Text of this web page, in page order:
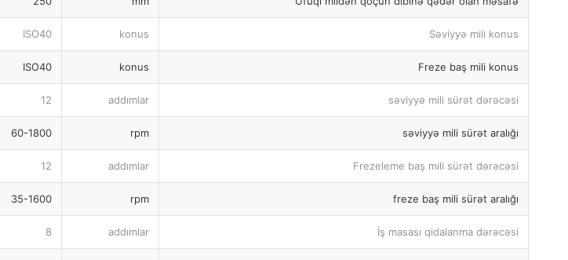
Səviyyə mili konus
konus
ISO40
Freze baş mili konus
konus
ISO40
səviyyə mili sürət dərəcəsi
addımlar
12
səviyyə mili sürət aralığı
rpm
60-1800
Frezeleme baş mili sürət dərəcəsi
addımlar
12
freze baş mili sürət aralığı
rpm
35-1600
İş masası qidalanma dərəcəsi
addımlar
8